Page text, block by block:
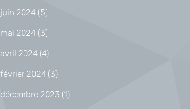
juin 2024 (5)
mai 2024 (3)
avril 2024 (4)
février 2024 (3)
décembre 2023 (1)